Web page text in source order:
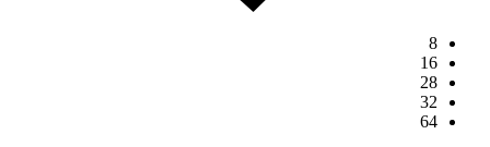
8
16
28
32
64